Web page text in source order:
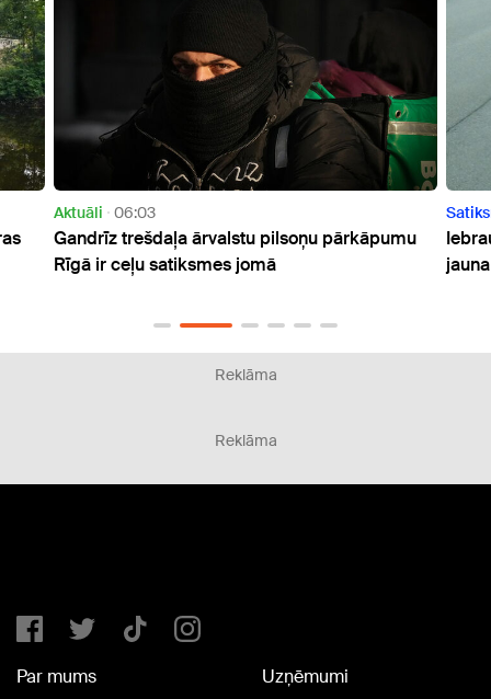
pārkāpumu
Iebraukšanai Rīgā no Jelgavas puses
jaunais pārvads
Reklāma
Reklāma
Par mums
Uzņēmumi